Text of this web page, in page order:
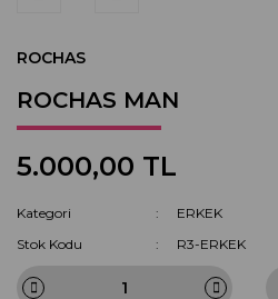
ROCHAS
ROCHAS MAN
5.000,00 TL
Kategori
ERKEK
Stok Kodu
R3-ERKEK